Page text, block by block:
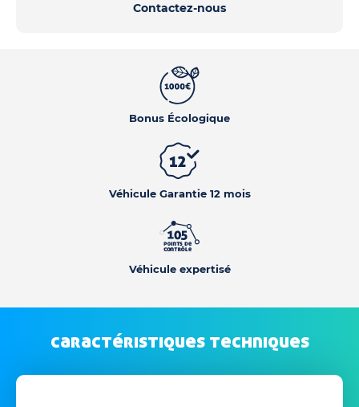
Bonus Écologique
Véhicule Garantie 12 mois
Véhicule expertisé
caractéristiques techniques
Contactez-nous